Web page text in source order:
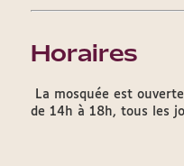
Horaires
La mosquée est
de 14h à 18h, tous les